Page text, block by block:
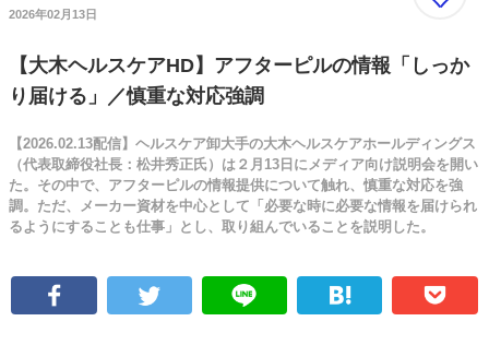
2026年02月13日
【大木ヘルスケアHD】アフターピルの情報「しっか
り届ける」／慎重な対応強調
【2026.02.13配信】ヘルスケア卸大手の大木ヘルスケアホールディングス
（代表取締役社長：松井秀正氏）は２月13日にメディア向け説明会を開い
た。その中で、アフターピルの情報提供について触れ、慎重な対応を強
調。ただ、メーカー資材を中心として「必要な時に必要な情報を届けられ
るようにすることも仕事」とし、取り組んでいることを説明した。